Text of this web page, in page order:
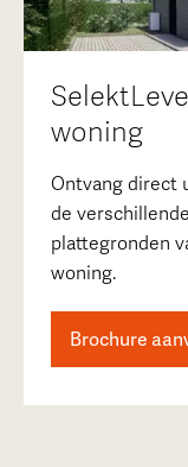
woning
Ontvang direct
de
plattegronden
woning.
Brochure